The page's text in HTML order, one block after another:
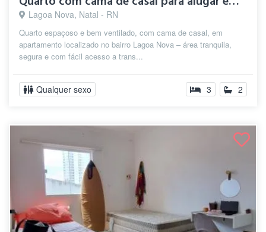
Lagoa Nova, Natal - RN
Quarto espaçoso e bem ventilado, com cama de casal, em
apartamento localizado no bairro Lagoa Nova – área tranquila,
segura e com fácil acesso a trans...
Qualquer sexo 3 2